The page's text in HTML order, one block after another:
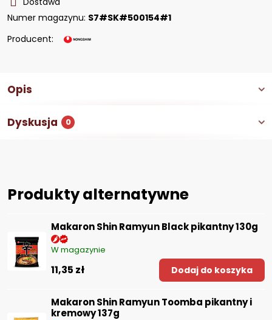
Numer magazynu: S7#SK#500154#1
Producent:
Opis
Dyskusja 0
Produkty alternatywne
Makaron Shin Ramyun Black pikantny 130g
W magazynie
11,35 zł Dodaj do koszyka
Makaron Shin Ramyun Toomba pikantny i
kremowy 137g